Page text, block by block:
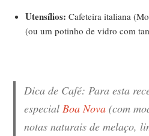
Utensílios: Cafeteira italiana
(ou um potinho de vidro com
Dica de Café: Para esta
especialBoa Nova (com
notas naturais de melaço,